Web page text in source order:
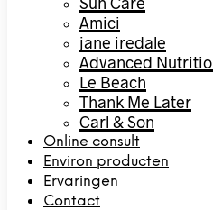
Amici
jane iredale
Advanced
Le Beach
Thank Me Later
Carl & Son
Online consult
Environ producten
Ervaringen
Contact